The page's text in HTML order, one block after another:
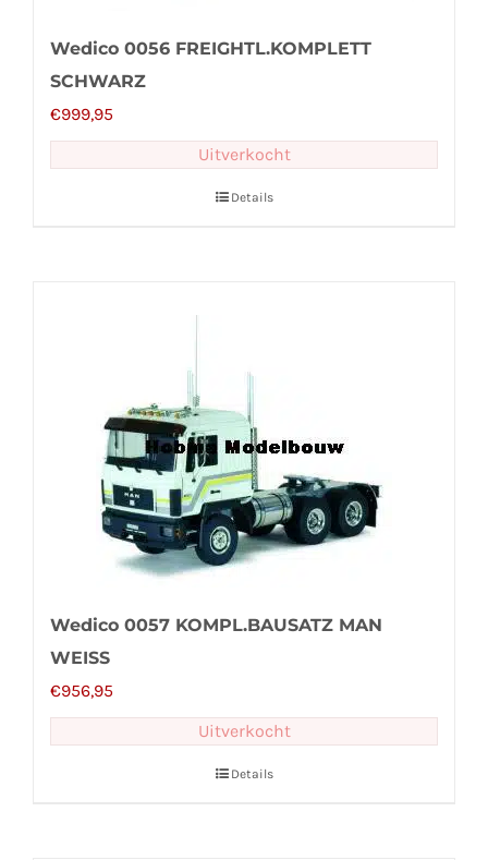
Wedico 0056 FREIGHTL.KOMPLETT
SCHWARZ
€999,95
Uitverkocht
Details
Wedico 0057 KOMPL.BAUSATZ MAN
WEISS
€956,95
Uitverkocht
Details